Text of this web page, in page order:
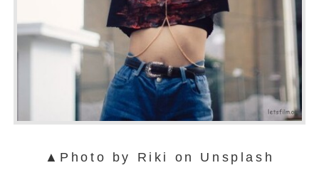
▲Photo by Riki on Unsplash